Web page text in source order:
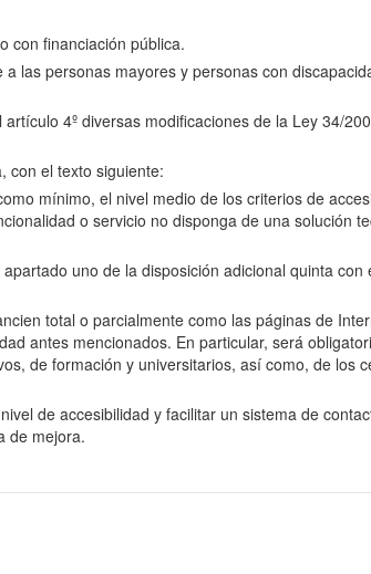
con financiación pública.
las personas mayores y personas con
artículo 4º diversas modificaciones de la Ley 34/
con el texto siguiente:
mínimo, el nivel medio de los criterios de
o servicio no disponga de una solución
uno de la disposición adicional quinta con
total o parcialmente como las páginas de
antes mencionados. En particular, será
de formación y universitarios, así como, de los
de accesibilidad y facilitar un sistema de
de mejora.